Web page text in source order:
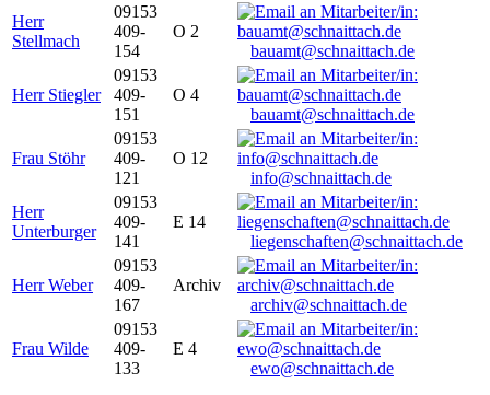
Herr
Stellmach
09153
409-
154
O 2
bauamt@schnaittach.de
Herr Stiegler
09153
409-
151
O 4
bauamt@schnaittach.de
Frau Stöhr
09153
409-
121
O 12
info@schnaittach.de
Herr
Unterburger
09153
409-
141
E 14
liegenschaften@schnaittach.de
Herr Weber
09153
409-
167
Archiv
archiv@schnaittach.de
Frau Wilde
09153
409-
133
E 4
ewo@schnaittach.de